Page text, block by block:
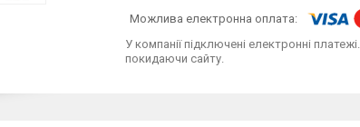
У компанії підключені електронні
покидаючи сайту.